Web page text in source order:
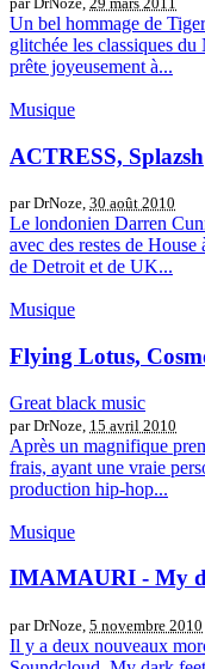
Un bel hommage de
glitchée les classiques
prête joyeusement à...
Musique
ACTRESS, Splazsh
par DrNoze, 30 août 2010
Le londonien Darren
avec des restes de
de Detroit et de UK...
Musique
Flying Lotus,
Great black music
par DrNoze, 15 avril 2010
Après un magnifique
frais, ayant une vraie
production hip-hop...
Musique
IMAMAURI - My
par DrNoze, 5 novembre 2010
Il y a deux nouveaux